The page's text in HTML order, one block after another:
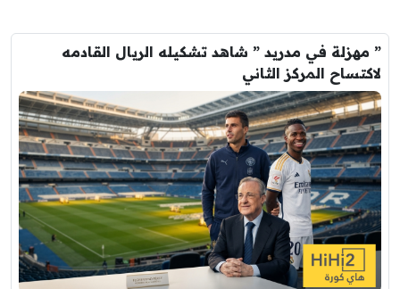
” مهزلة في مدريد ” شاهد تشكيله الريال القادمه
لاكتساح المركز الثاني